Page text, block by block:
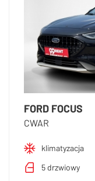
FORD FOCUS
CWAR
klimatyzacja
5 drzwiowy